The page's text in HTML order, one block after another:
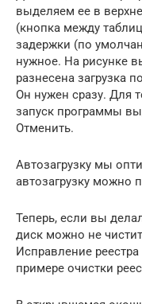
выделяем ее в
(кнопка между
задержки (по
нужное. На рисунке
разнесена загрузка
Он нужен сразу. Для
запуск программы
Отменить.
Автозагрузку мы
автозагрузку можно
Теперь, если вы
диск можно не
Исправление
примере очистки